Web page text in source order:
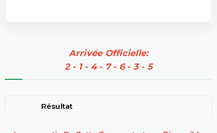
Arrivée Officielle:
2 - 1 - 4 - 7 - 6 - 3 - 5
Résultat